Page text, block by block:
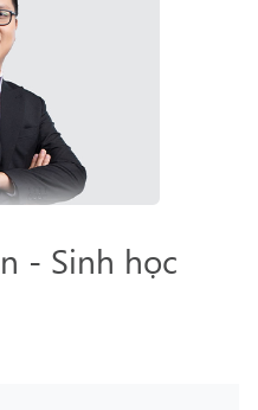
- Sinh học